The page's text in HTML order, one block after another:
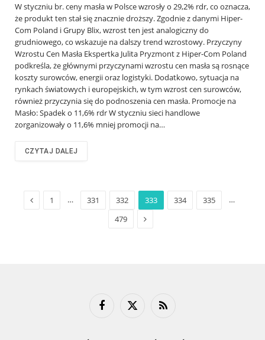
W styczniu br. ceny masła w Polsce wzrosły o 29,2% rdr, co oznacza,
że produkt ten stał się znacznie droższy. Zgodnie z danymi Hiper-
Com Poland i Grupy Blix, wzrost ten jest analogiczny do
grudniowego, co wskazuje na dalszy trend wzrostowy. Przyczyny
Wzrostu Cen Masła Ekspertka Julita Pryzmont z Hiper-Com Poland
podkreśla, że głównymi przyczynami wzrostu cen masła są rosnące
koszty surowców, energii oraz logistyki. Dodatkowo, sytuacja na
rynkach światowych i europejskich, w tym wzrost cen surowców,
również przyczynia się do podnoszenia cen masła. Promocje na
Masło: Spadek o 11,6% rdr W styczniu sieci handlowe
zorganizowały o 11,6% mniej promocji na…
CZYTAJ DALEJ
Previous
1 … 331 332 333 334 335
…
479
Next
FacebookX
RSS